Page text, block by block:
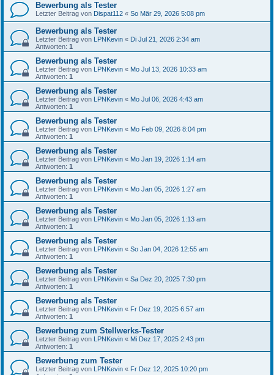
Bewerbung als Tester
Letzter Beitrag von Dispat112 « So Mär 29, 2026 5:08 pm
Bewerbung als Tester
Letzter Beitrag von LPNKevin « Di Jul 21, 2026 2:34 am
Antworten: 1
Bewerbung als Tester
Letzter Beitrag von LPNKevin « Mo Jul 13, 2026 10:33 am
Antworten: 1
Bewerbung als Tester
Letzter Beitrag von LPNKevin « Mo Jul 06, 2026 4:43 am
Antworten: 1
Bewerbung als Tester
Letzter Beitrag von LPNKevin « Mo Feb 09, 2026 8:04 pm
Antworten: 1
Bewerbung als Tester
Letzter Beitrag von LPNKevin « Mo Jan 19, 2026 1:14 am
Antworten: 1
Bewerbung als Tester
Letzter Beitrag von LPNKevin « Mo Jan 05, 2026 1:27 am
Antworten: 1
Bewerbung als Tester
Letzter Beitrag von LPNKevin « Mo Jan 05, 2026 1:13 am
Antworten: 1
Bewerbung als Tester
Letzter Beitrag von LPNKevin « So Jan 04, 2026 12:55 am
Antworten: 1
Bewerbung als Tester
Letzter Beitrag von LPNKevin « Sa Dez 20, 2025 7:30 pm
Antworten: 1
Bewerbung als Tester
Letzter Beitrag von LPNKevin « Fr Dez 19, 2025 6:57 am
Antworten: 1
Bewerbung zum Stellwerks-Tester
Letzter Beitrag von LPNKevin « Mi Dez 17, 2025 2:43 pm
Antworten: 1
Bewerbung zum Tester
Letzter Beitrag von LPNKevin « Fr Dez 12, 2025 10:20 pm